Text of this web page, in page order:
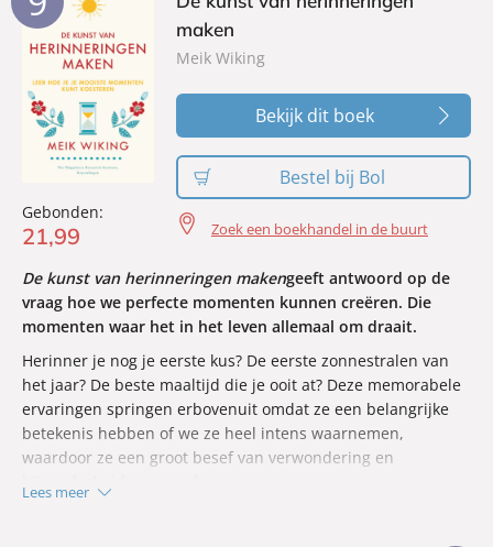
Gebonden:
21,99
maken
Meik Wiking
Bekijk dit boek
Bestel bij Bol
Zoek een boekhandel in de buurt
De kunst van herinneringen makengeeft antwoord op de
vraag hoe we perfecte momenten kunnen creëren. Die
momenten waar het in het leven allemaal om draait.
Herinner je nog je eerste kus? De eerste zonnestralen van
het jaar? De beste maaltijd die je ooit at? Deze memorabele
ervaringen springen erbovenuit omdat ze een belangrijke
betekenis hebben of we ze heel intens waarnemen,
waardoor ze een groot besef van verwondering en
Lees meer